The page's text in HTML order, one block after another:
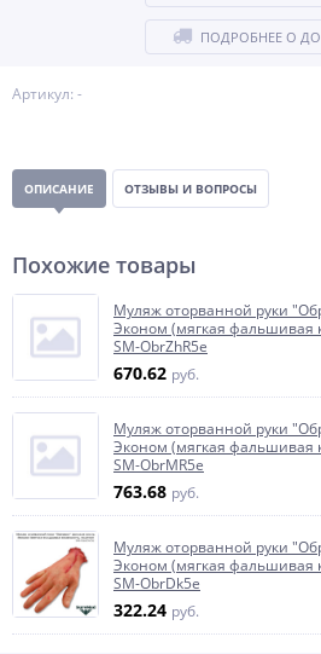
Артикул: -
ПОДРОБНЕЕ О
ОПИСАНИЕ ОТЗЫВЫ И ВОПРОСЫ
Похожие товары
Муляж оторванной руки
Эконом (мягкая фальшивая
SM-ObrZhR5e
670.62 руб.
Муляж оторванной руки
Эконом (мягкая фальшивая
SM-ObrMR5e
763.68 руб.
Муляж оторванной руки
Эконом (мягкая фальшивая
SM-ObrDk5e
322.24 руб.